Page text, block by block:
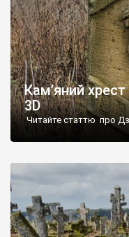
Кам’яний хрест
3D
Читайте статтю про